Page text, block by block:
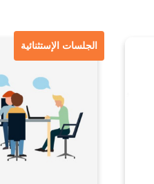
الجلسات الإستثنائية